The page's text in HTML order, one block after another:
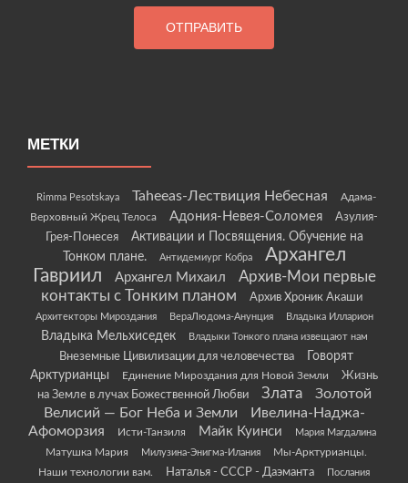
МЕТКИ
Rimma Pesotskaya Taheeas-Лествиция Небесная
Адама-
Верховный Жрец Телоса
Адония-Невея-Соломея
Азулия-
Грея-Понесея
Активации и Посвящения. Обучение на
Тонком плане.
Антидемиург Кобра
Архангел
Гавриил
Архангел Михаил
Архив-Мои первые
контакты с Тонким планом
Архив Хроник Акаши
Архитекторы Мироздания ВераЛюдома-Анунция Владыка Илларион
Владыка Мельхиседек Владыки Тонкого плана извещают нам
Внеземные Цивилизации для человечества
Говорят
Арктурианцы
Единение Мироздания для Новой Земли
Жизнь
на Земле в лучах Божественной Любви
Злата
Золотой
Велисий — Бог Неба и Земли
Ивелина-Наджа-
Афоморзия
Исти-Танзиля Майк Куинси Мария Магдалина
Матушка Мария Милузина-Энигма-Илания
Мы-Арктурианцы.
Наши технологии вам.
Наталья - СССР - Даэманта
Послания